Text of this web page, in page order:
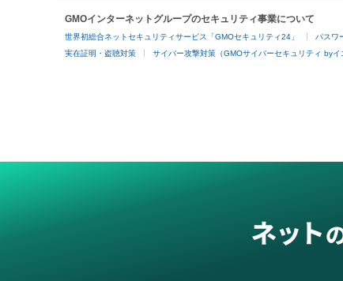
GMOインターネットグループのセキュリティ事業について
世界初総合ネットセキュリティサービス「GMOセキュリティ24」 パスワ
実在証明・盗聴対策 サイバー攻撃対策（GMOサイバーセキュリティ byイ